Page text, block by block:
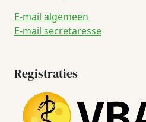
E-mail algemeen
E-mail secretaresse
Registraties